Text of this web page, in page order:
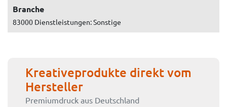
Branche
83000 Dienstleistungen: Sonstige
Kreativeprodukte direkt vom
Hersteller
Premiumdruck aus Deutschland